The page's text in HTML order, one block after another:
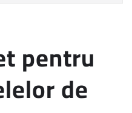
pentru
de